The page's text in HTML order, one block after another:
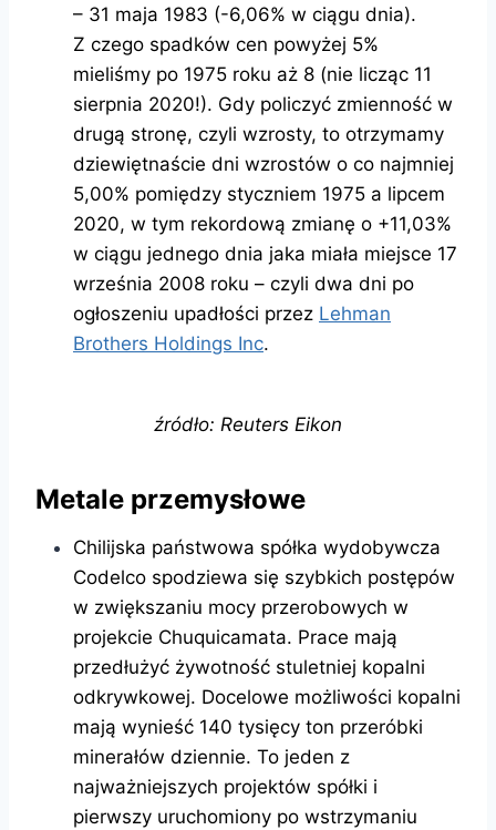
– 31 maja 1983 (-6,06% w ciągu dnia).
Z czego spadków cen powyżej 5%
mieliśmy po 1975 roku aż 8 (nie licząc 11
sierpnia 2020!). Gdy policzyć zmienność w
drugą stronę, czyli wzrosty, to otrzymamy
dziewiętnaście dni wzrostów o co najmniej
5,00% pomiędzy styczniem 1975 a lipcem
2020, w tym rekordową zmianę o +11,03%
w ciągu jednego dnia jaka miała miejsce 17
września 2008 roku – czyli dwa dni po
ogłoszeniu upadłości przez Lehman
Brothers Holdings Inc.
źródło: Reuters Eikon
Metale przemysłowe
Chilijska państwowa spółka wydobywcza
Codelco spodziewa się szybkich postępów
w zwiększaniu mocy przerobowych w
projekcie Chuquicamata. Prace mają
przedłużyć żywotność stuletniej kopalni
odkrywkowej. Docelowe możliwości kopalni
mają wynieść 140 tysięcy ton przeróbki
minerałów dziennie. To jeden z
najważniejszych projektów spółki i
pierwszy uruchomiony po wstrzymaniu